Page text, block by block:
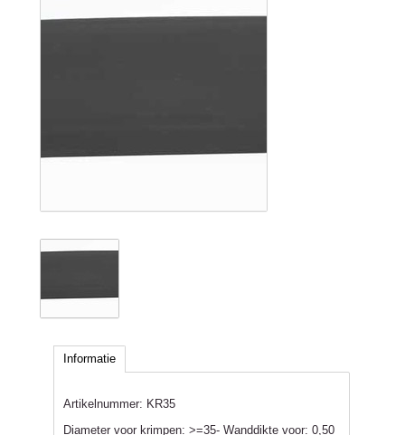
Informatie
Artikelnummer: KR35
Diameter voor krimpen: >=35- Wanddikte voor: 0,50